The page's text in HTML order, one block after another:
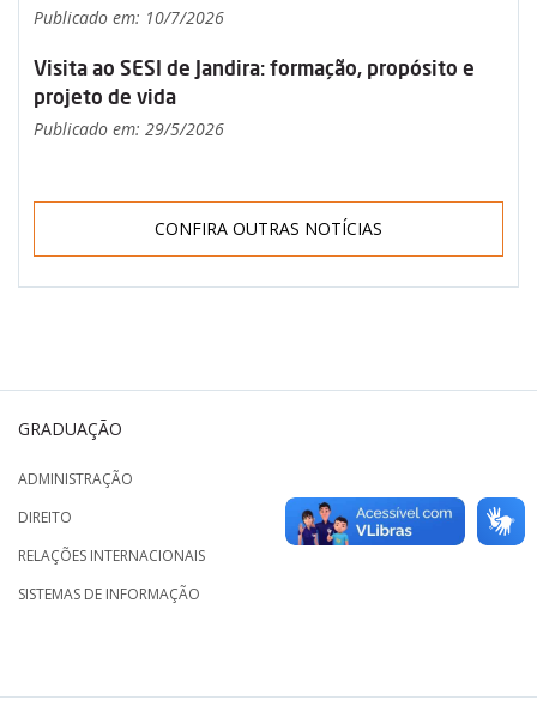
Publicado em: 10/7/2026
Visita ao SESI de Jandira: formação, propósito e
projeto de vida
Publicado em: 29/5/2026
CONFIRA OUTRAS NOTÍCIAS
GRADUAÇÃO
ADMINISTRAÇÃO
DIREITO
RELAÇÕES INTERNACIONAIS
SISTEMAS DE INFORMAÇÃO